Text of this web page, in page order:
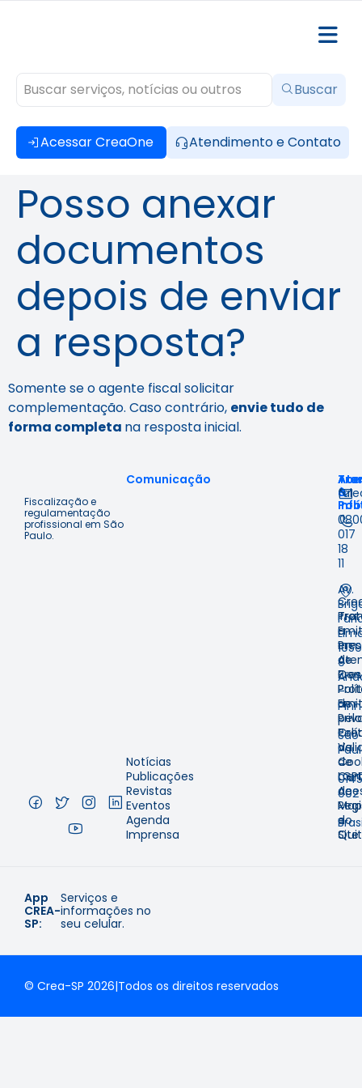
Acessar CreaOne Atendimento e Contato
Buscar
Posso anexar
documentos
depois de enviar
a resposta?
Somente se o agente fiscal solicitar
complementação. Caso contrário, envie tudo de
forma completa na resposta inicial.
Fiscalização e
regulamentação
profissional em São
Paulo.
Comunicação
Notícias
Publicações
Revistas
Eventos
Agenda
Imprensa
à
em
pelo
de
de
e
&
e
de
de
de
do
Site
017
18
11
Av.
9º
–
–
São
–
002
–
App
CREA-
SP:
Serviços e
informações no
seu celular.
© Crea-SP 2026|Todos os direitos reservados